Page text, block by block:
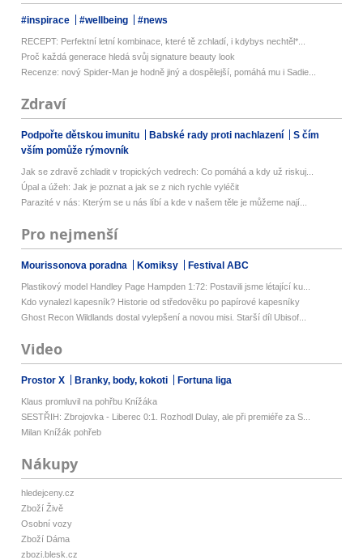
#inspirace #wellbeing #news
RECEPT: Perfektní letní kombinace, které tě zchladí, i kdybys nechtěl*...
Proč každá generace hledá svůj signature beauty look
Recenze: nový Spider-Man je hodně jiný a dospělejší, pomáhá mu i Sadie...
Zdraví
Podpořte dětskou imunitu Babské rady proti nachlazení
S čím
vším pomůže rýmovník
Jak se zdravě zchladit v tropických vedrech: Co pomáhá a kdy už riskuj...
Úpal a úžeh: Jak je poznat a jak se z nich rychle vyléčit
Parazité v nás: Kterým se u nás líbí a kde v našem těle je můžeme nají...
Pro nejmenší
Mourissonova poradna Komiksy Festival ABC
Plastikový model Handley Page Hampden 1:72: Postavili jsme létající ku...
Kdo vynalezl kapesník? Historie od středověku po papírové kapesníky
Ghost Recon Wildlands dostal vylepšení a novou misi. Starší díl Ubisof...
Video
Prostor X Branky, body, kokoti Fortuna liga
Klaus promluvil na pohřbu Knížáka
SESTŘIH: Zbrojovka - Liberec 0:1. Rozhodl Dulay, ale při premiéře za S...
Milan Knížák pohřeb
Nákupy
hledejceny.cz
Zboží Živě
Osobní vozy
Zboží Dáma
zbozi.blesk.cz